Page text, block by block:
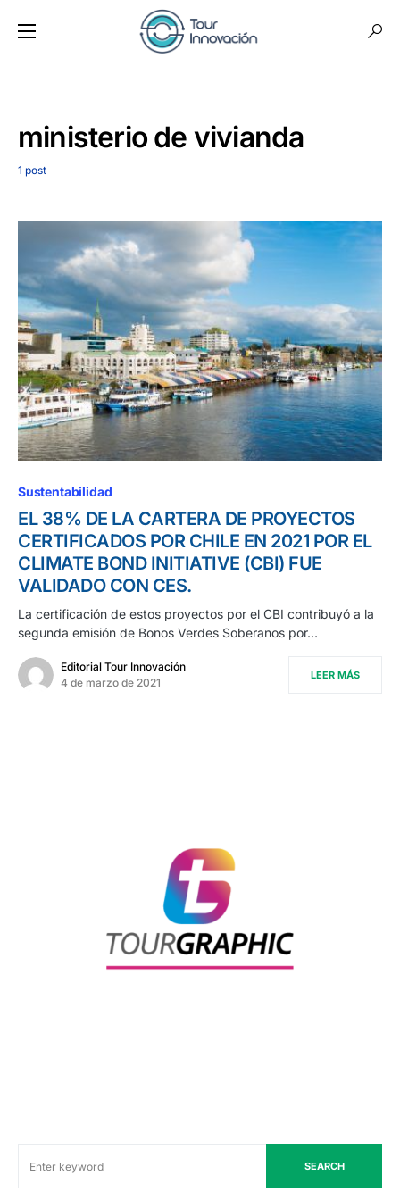
ministerio de vivianda
1 post
Sustentabilidad
EL 38% DE LA CARTERA DE PROYECTOS
CERTIFICADOS POR CHILE EN 2021 POR EL
CLIMATE BOND INITIATIVE (CBI) FUE
VALIDADO CON CES.
La certificación de estos proyectos por el CBI contribuyó a la
segunda emisión de Bonos Verdes Soberanos por…
Editorial Tour Innovación
4 de marzo de 2021
LEER MÁS
SEARCH